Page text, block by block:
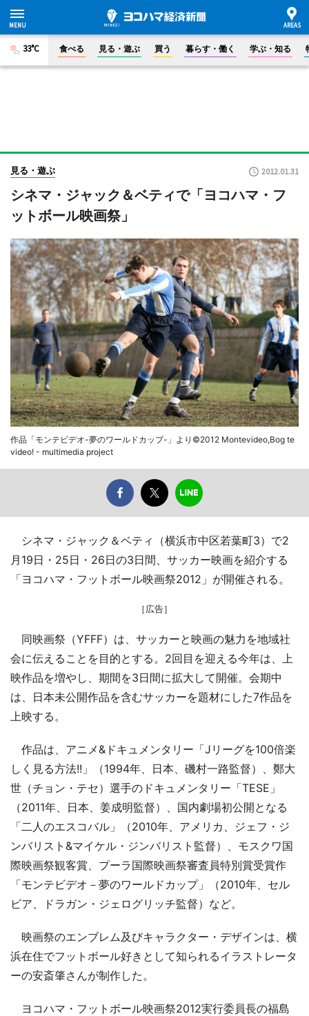
33°C 食べる 見る・遊ぶ 買う 暮らす・働く 学ぶ・知る
見る・遊ぶ 2012.01.31
シネマ・ジャック＆ベティで「ヨコハマ・フ
ットボール映画祭」
作品「モンテビデオ-夢のワールドカップ-」より©2012 Montevideo,Bog te
video! - multimedia project
シネマ・ジャック＆ベティ（横浜市中区若葉町3）で2
月19日・25日・26日の3日間、サッカー映画を紹介する
「ヨコハマ・フットボール映画祭2012」が開催される。
［広告］
同映画祭（YFFF）は、サッカーと映画の魅力を地域社
会に伝えることを目的とする。2回目を迎える今年は、上
映作品を増やし、期間を3日間に拡大して開催。会期中
は、日本未公開作品を含むサッカーを題材にした7作品を
上映する。
作品は、アニメ&ドキュメンタリー「Jリーグを100倍楽
しく見る方法!!」（1994年、日本、磯村一路監督）、鄭大
世（チョン・テセ）選手のドキュメンタリー「TESE」
（2011年、日本、姜成明監督）、国内劇場初公開となる
「二人のエスコバル」（2010年、アメリカ、ジェフ・ジ
ンバリスト&マイケル・ジンバリスト監督）、モスクワ国
際映画祭観客賞、プーラ国際映画祭審査員特別賞受賞作
「モンテビデオ－夢のワールドカップ」（2010年、セル
ビア、ドラガン・ジェログリッチ監督）など。
映画祭のエンブレム及びキャラクター・デザインは、横
浜在住でフットボール好きとして知られるイラストレータ
ーの安斎肇さんが制作した。
ヨコハマ・フットボール映画祭2012実行委員長の福島